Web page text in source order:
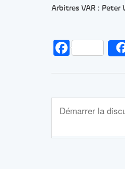
Arbitres VAR : Peter